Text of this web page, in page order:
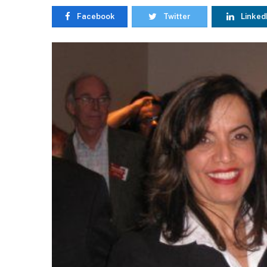
Facebook Twitter